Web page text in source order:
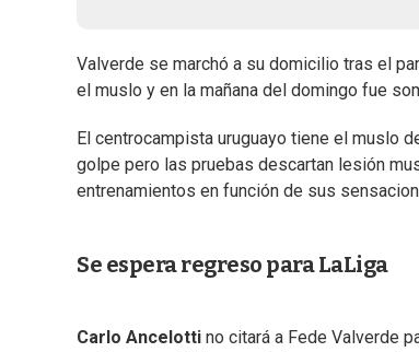
Valverde se marchó a su domicilio tras el
el muslo y en la mañana del domingo fue
El centrocampista uruguayo tiene el muslo
golpe pero las pruebas descartan lesión
entrenamientos en función de sus
Se espera regreso para LaLiga
Carlo Ancelotti no citará a Fede Valverde